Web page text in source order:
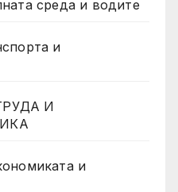
среда и водите
и
И
и